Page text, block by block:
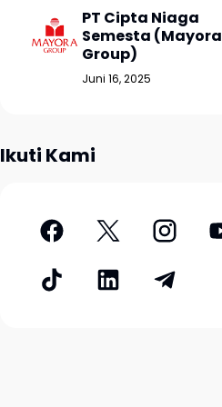
PT Cipta Niaga
Semesta (Mayora
Group)
Juni 16, 2025
Ikuti Kami